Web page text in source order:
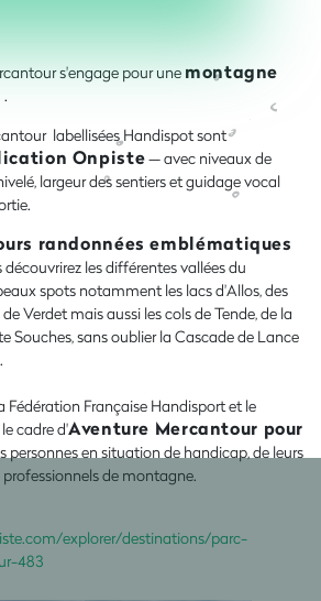
s'engage pour une montagne
.
labellisées Handispot sont
Onpiste— avec niveaux de
largeur des sentiers et guidage vocal
randonnées emblématiques
découvrirez les différentes vallées du
spots notamment les lacs d'Allos, des
Verdet mais aussi les cols de Tende, de la
Souches, sans oublier la Cascade de Lance
Fédération Française Handisport et le
cadre d'Aventure Mercantour pour
personnes en situation de handicap, de leurs
de montagne.
explorer/destinations/parc-
483